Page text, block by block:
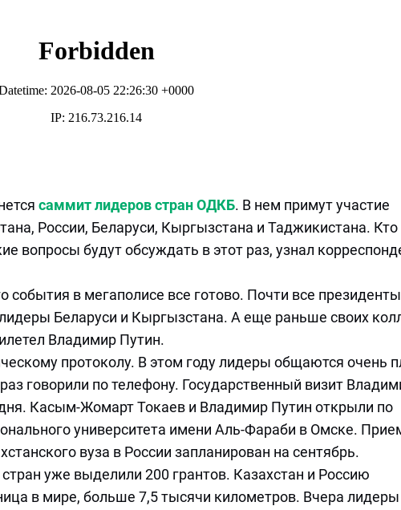
саммит лидеров стран ОДКБ. В нем примут участие
России, Беларуси, Кыргызстана и Таджикистана. Кто
вопросы будут обсуждать в этот раз, узнал
события в мегаполисе все готово. Почти все
Беларуси и Кыргызстана. А еще раньше своих
Владимир Путин.
протоколу. В этом году лидеры общаются очень
говорили по телефону. Государственный визит
Касым-Жомарт Токаев и Владимир Путин открыли по
университета имени Аль-Фараби в Омске.
вуза в России запланирован на сентябрь.
уже выделили 200 грантов. Казахстан и Россию
в мире, больше 7,5 тысячи километров. Вчера лидеры